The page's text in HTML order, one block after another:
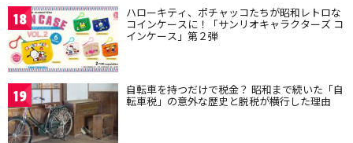
18 ハローキティ、ポチャッコたちが昭和レトロな
コインケースに！「サンリオキャラクターズ コ
インケース」第２弾
19 自転車を持つだけで税金？ 昭和まで続いた「自
転車税」の意外な歴史と脱税が横行した理由